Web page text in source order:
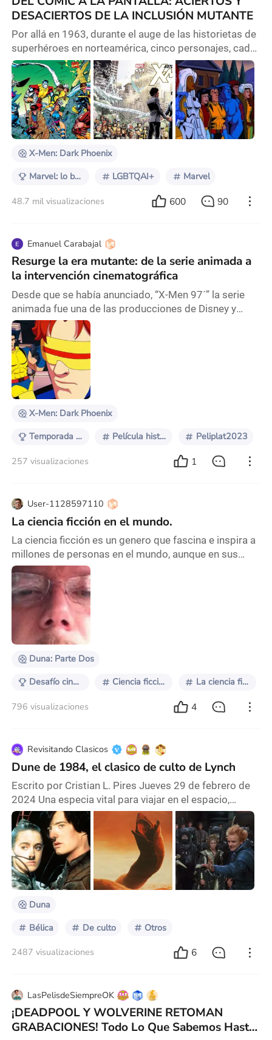
DESACIERTOS DE LA INCLUSIÓN MUTANTE
Por allá en 1963, durante el auge de las historietas de
superhéroes en norteamérica, cinco personajes, cada
uno con apariencias distantes a la normativa del
momento, se presentaron al mundo como LOS X-
MEN, que bajo la pluma de los legendarios Stan Lee y
Jack Kirby se convirtieron en los primeros mutantes
del universo Marvel, sin saber que, aún ahora, sesenta
años después, seguirán siendo ese grupo
X-Men: Dark Phoenix
Marvel: lo bueno, lo malo y lo feo LGBTQAI+ Marvel
48.7 mil visualizaciones 600 90
Emanuel Carabajal
Resurge la era mutante: de la serie animada a
la intervención cinematográfica
Desde que se había anunciado, “X-Men 97´” la serie
animada fue una de las producciones de Disney y
Marvel más esperadas de este año. Apenas existió el
primero atisbo de posibilidad de este proyecto, las
especulaciones comenzaron y el hype creció a niveles
increíbles. Lo cierto es que, esa comunidad -que
cualquiera podría haber creído perdida- retomó la
escena y es bastante grande. Esa comunidad ha
X-Men: Dark Phoenix
Temporada de acción Película histórica Peliplat2023
257 visualizaciones 1
User-1128597110
La ciencia ficción en el mundo.
La ciencia ficción es un genero que fascina e inspira a
millones de personas en el mundo, aunque en sus
inicios entre las decadas de los 40s y 50s su
concepto principal era más impresionista muchos
estudios,productores y directores paulatinamente
fueron tomando una línea o narrativa inspirativa en la
diversidad etnio-cultural y religiosa que define la
naturaleza misma de nuestras sociedades. Quizá
Duna: Parte Dos
Desafío cinéfilo: Temporada de ciencia ficción Ciencia ficción La ciencia ficción y su influencia.
796 visualizaciones 4
Revisitando Clasicos
Dune de 1984, el clasico de culto de Lynch
Escrito por Cristian L. Pires Jueves 29 de febrero de
2024 Una especia vital para viajar en el espacio,
alargar la vida y mantener la hermandad entre los
navegantes de una vasta galaxia… una profecía sobre
un hombre que llevaría a un pueblo hacia la verdadera
libertad y conflictos entre familias nobles, todo esto
se cierne sobre un árido planeta que esconde varios
misterios, un planeta llamado Arr
Duna
Bélica De culto Otros
2487 visualizaciones 6
LasPelisdeSiempreOK
¡DEADPOOL Y WOLVERINE RETOMAN
GRABACIONES! Todo Lo Que Sabemos Hasta